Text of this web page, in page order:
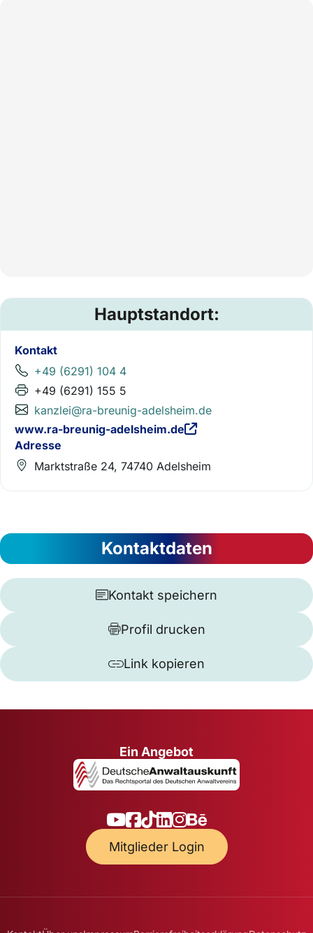
Hauptstandort:
Kontakt
+49 (6291) 104 4
+49 (6291) 155 5
kanzlei@ra-breunig-adelsheim.de
www.ra-breunig-adelsheim.de
Adresse
Marktstraße 24, 74740 Adelsheim
Kontaktdaten
Kontakt speichern
Profil drucken
Link kopieren
Ein Angebot
Mitglieder Login